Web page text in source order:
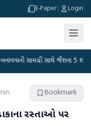
E-Paper Login
સામગ્રી સાથે જૈશના 5 શંકાસ્પદ
Bookmark
રસ્તાઓ પર